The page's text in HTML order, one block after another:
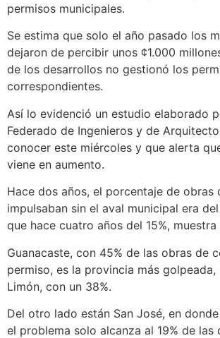
permisos municipales.
Se estima que solo el año pasado los
dejaron de percibir unos ¢1.000
de los desarrollos no gestionó los
correspondientes.
Así lo evidenció un estudio elaborado
Federado de Ingenieros y de
conocer este miércoles y que alerta
viene en aumento.
Hace dos años, el porcentaje de obras
impulsaban sin el aval municipal era
que hace cuatro años del 15%, muestra
Guanacaste, con 45% de las obras de
permiso, es la provincia más
Limón, con un 38%.
Del otro lado están San José, en
el problema solo alcanza al 19% de las